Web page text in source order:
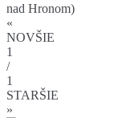
nad Hronom)
«
NOVŠIE
1
/
1
STARŠIE
»